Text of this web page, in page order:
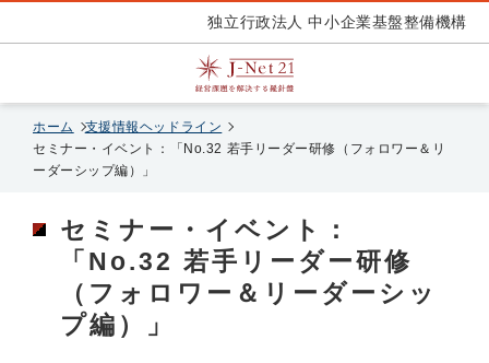
独立行政法人 中小企業基盤整備機構
ホーム
支援情報ヘッドライン
セミナー・イベント：「No.32 若手リーダー研修（フォロワー＆リ
ーダーシップ編）」
セミナー・イベント：
「No.32 若手リーダー研修
（フォロワー＆リーダーシッ
プ編）」